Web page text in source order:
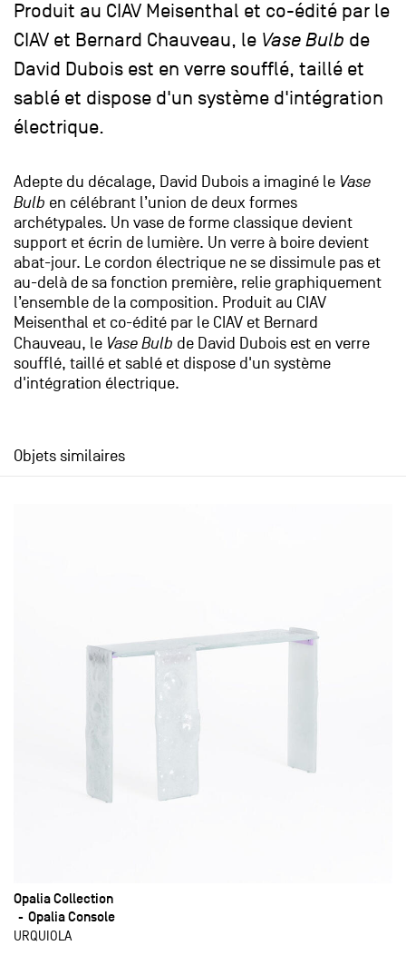
Produit au CIAV Meisenthal et co-édité par le
CIAV et Bernard Chauveau, le Vase Bulb de
David Dubois est en verre soufflé, taillé et
sablé et dispose d'un système d'intégration
électrique.
Adepte du décalage, David Dubois a imaginé le Vase
Bulb en célébrant l’union de deux formes
archétypales. Un vase de forme classique devient
support et écrin de lumière. Un verre à boire devient
abat-jour. Le cordon électrique ne se dissimule pas et
au-delà de sa fonction première, relie graphiquement
l’ensemble de la composition. Produit au CIAV
Meisenthal et co-édité par le CIAV et Bernard
Chauveau, le Vase Bulb de David Dubois est en verre
soufflé, taillé et sablé et dispose d'un système
d'intégration électrique.
Objets similaires
Opalia Collection
Opalia Console
URQUIOLA